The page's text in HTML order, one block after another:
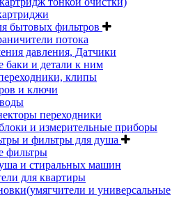
бытовых фильтров
потока
давления, Датчики
баки и детали к ним
клипы
и ключи
переходники
и измерительные приборы
и фильтры для душа
фильтры
и стиральных машин
для квартиры
и универсальные